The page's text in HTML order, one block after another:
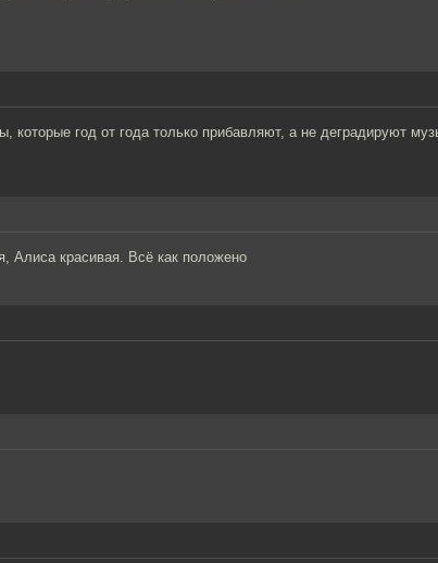
которые год от года только прибавляют, а не деградируют
Алиса красивая. Всё как положено